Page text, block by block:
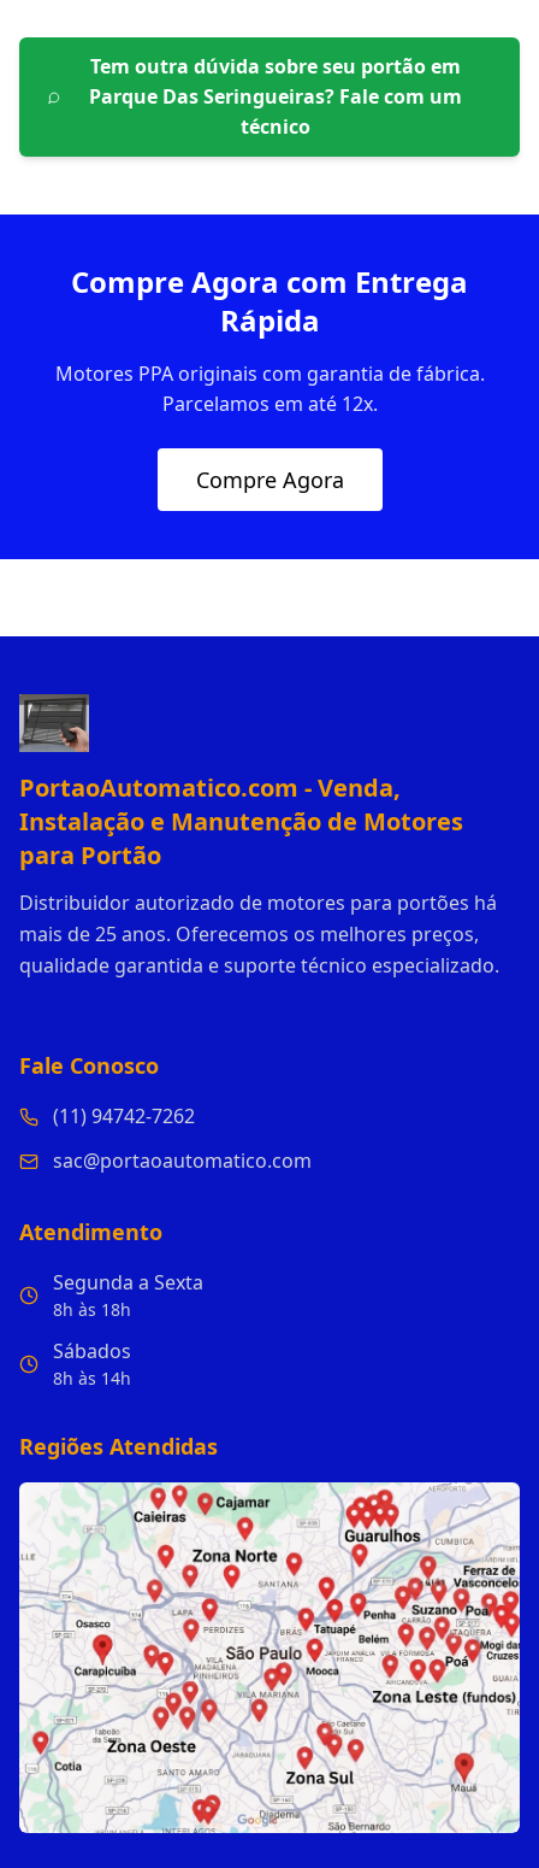
Tem outra dúvida sobre seu portão em
Parque Das Seringueiras? Fale com um
técnico
Compre Agora com Entrega
Rápida
Motores PPA originais com garantia de fábrica.
Parcelamos em até 12x.
Compre Agora
PortaoAutomatico.com - Venda,
Instalação e Manutenção de Motores
para Portão
Distribuidor autorizado de motores para portões há
mais de 25 anos. Oferecemos os melhores preços,
qualidade garantida e suporte técnico especializado.
Fale Conosco
(11) 94742-7262
sac@portaoautomatico.com
Atendimento
Segunda a Sexta
8h às 18h
Sábados
8h às 14h
Regiões Atendidas